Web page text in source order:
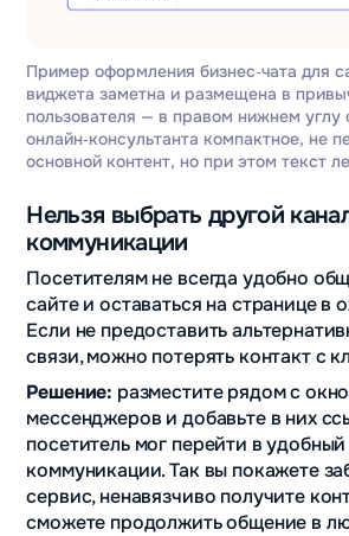
Пример оформления бизнес‑чата для
виджета заметна и размещена в
пользователя — в правом нижнем
онлайн‑консультанта компактное, не
основной контент, но при этом текст
Нельзя выбрать другой
коммуникации
Посетителям не всегда удобно
сайте и оставаться на странице в
Если не предоставить
связи, можно потерять контакт с
Решение: разместите рядом с
мессенджеров и добавьте в них
посетитель мог перейти в удобный
коммуникации. Так вы покажете
сервис, ненавязчиво получите
сможете продолжить общение в